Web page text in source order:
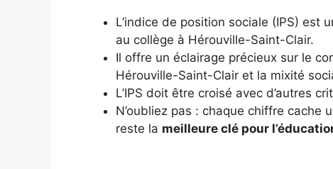
L’indice de position sociale (IPS) est
au collège à Hérouville-Saint-Clair.
Il offre un éclairage précieux sur le
Hérouville-Saint-Clair et la mixité
L’IPS doit être croisé avec d’autres
N’oubliez pas : chaque chiffre cache
reste la meilleure clé pour